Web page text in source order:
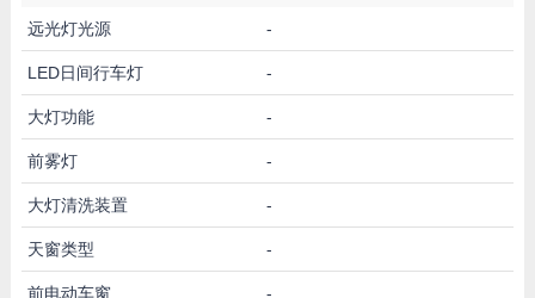
远光灯光源 -
LED日间行车灯 -
大灯功能 -
前雾灯 -
大灯清洗装置 -
天窗类型 -
前电动车窗 -